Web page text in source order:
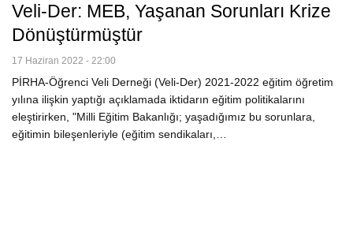
Veli-Der: MEB, Yaşanan Sorunları Krize
Dönüştürmüştür
17 Haziran 2022 - 22:00
PİRHA-Öğrenci Veli Derneği (Veli-Der) 2021-2022 eğitim öğretim
yılına ilişkin yaptığı açıklamada iktidarın eğitim politikalarını
eleştirirken, "Milli Eğitim Bakanlığı; yaşadığımız bu sorunlara,
eğitimin bileşenleriyle (eğitim sendikaları,…